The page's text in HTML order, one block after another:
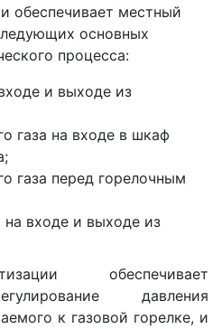
обеспечивает местный
основных
процесса:
и выходе из
газа на входе в шкаф
газа перед горелочным
входе и выходе из
обеспечивает
давления
к газовой горелке, и